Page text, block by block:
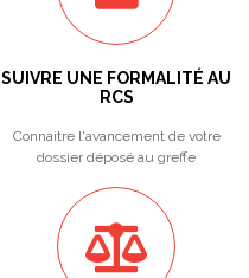
SUIVRE UNE FORMALITÉ AU
RCS
Connaitre l'avancement de votre
dossier déposé au greffe